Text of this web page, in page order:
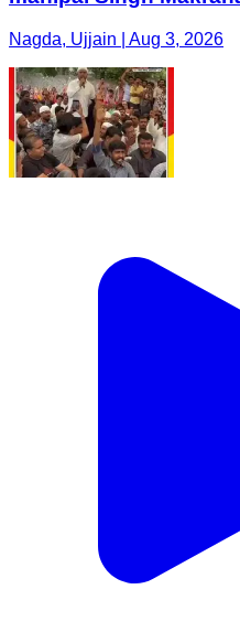
Nagda, Ujjain | Aug 3, 2026